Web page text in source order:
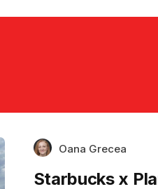
Oana Grecea
Starbucks x